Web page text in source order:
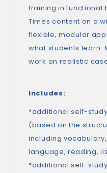
training in functional
Times content on a
flexible, modular
what students learn.
work on realistic
Includes:
*additional self-
(based on the
including
language, reading,
*additional self-